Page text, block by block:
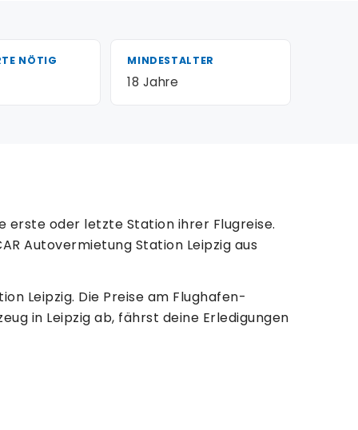
NÖTIG MINDESTALTER
18 Jahre
erste oder letzte Station ihrer Flugreise.
Autovermietung Station Leipzig aus
Leipzig. Die Preise am Flughafen-
in Leipzig ab, fährst deine Erledigungen